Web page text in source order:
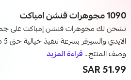
1090 مجوهرات قنشن امباكت
نشحن لك مجوهرات قنشن إمباكت على
وصف المنتج...قراءة المزيد
51.99 SAR